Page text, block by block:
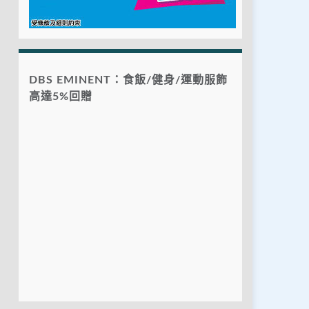
DBS EMINENT：食飯/健身/運動服飾
高達5%回贈